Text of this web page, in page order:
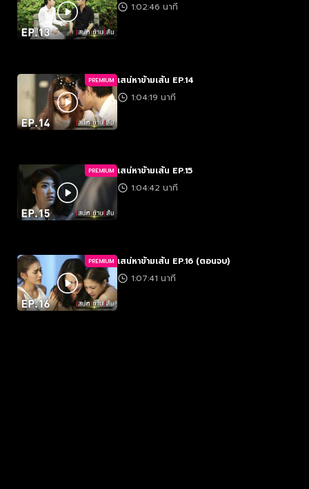
1:02:46 นาที
PREMIUM เสน่หาข้ามเส้น EP.14
1:04:19 นาที
PREMIUM เสน่หาข้ามเส้น EP.15
1:04:42 นาที
PREMIUM เสน่หาข้ามเส้น EP.16 (ตอนจบ)
1:07:41 นาที